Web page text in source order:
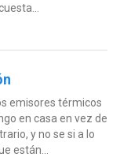
emisores térmicos
en casa en vez de
y no se si a lo
están...